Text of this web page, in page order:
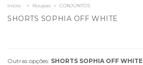
Início > Roupas > CONJUNTOS
SHORTS SOPHIA OFF WHITE
Outras opções: SHORTS SOPHIA OFF WHITE